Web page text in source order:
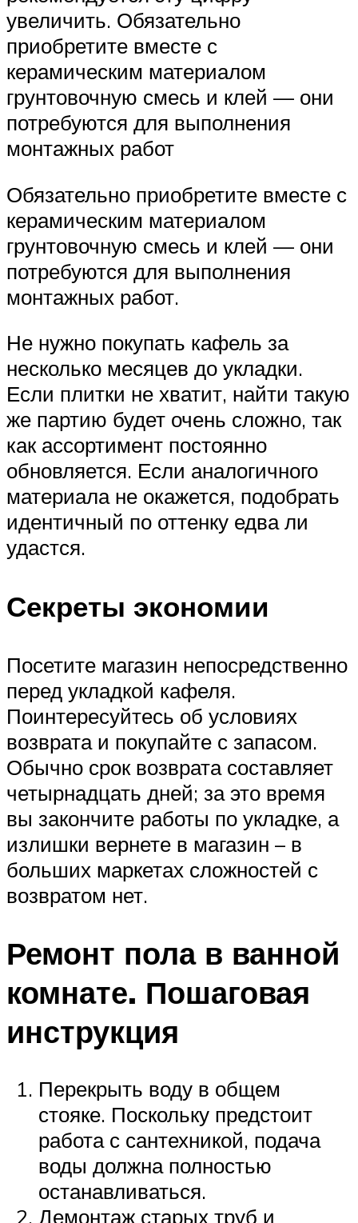
увеличить. Обязательно
приобретите вместе с
керамическим материалом
грунтовочную смесь и клей — они
потребуются для выполнения
монтажных работ
Обязательно приобретите вместе с
керамическим материалом
грунтовочную смесь и клей — они
потребуются для выполнения
монтажных работ.
Не нужно покупать кафель за
несколько месяцев до укладки.
Если плитки не хватит, найти такую
же партию будет очень сложно, так
как ассортимент постоянно
обновляется. Если аналогичного
материала не окажется, подобрать
идентичный по оттенку едва ли
удастся.
Секреты экономии
Посетите магазин непосредственно
перед укладкой кафеля.
Поинтересуйтесь об условиях
возврата и покупайте с запасом.
Обычно срок возврата составляет
четырнадцать дней; за это время
вы закончите работы по укладке, а
излишки вернете в магазин – в
больших маркетах сложностей с
возвратом нет.
Ремонт пола в ванной
комнате. Пошаговая
инструкция
Перекрыть воду в общем
стояке. Поскольку предстоит
работа с сантехникой, подача
воды должна полностью
останавливаться.
Демонтаж старых труб и